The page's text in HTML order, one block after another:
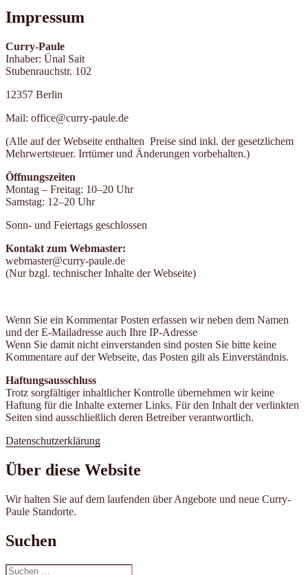
Impressum
Curry-Paule
Inhaber: Ünal Sait
Stubenrauchstr. 102
12357 Berlin
Mail: office@curry-paule.de
(Alle auf der Webseite enthalten Preise sind inkl. der gesetzlichem
Mehrwertsteuer. Irrtümer und Änderungen vorbehalten.)
Öffnungszeiten
Montag – Freitag: 10–20 Uhr
Samstag: 12–20 Uhr
Sonn- und Feiertags geschlossen
Kontakt zum Webmaster:
webmaster@curry-paule.de
(Nur bzgl. technischer Inhalte der Webseite)
Wenn Sie ein Kommentar Posten erfassen wir neben dem Namen
und der E-Mailadresse auch Ihre IP-Adresse
Wenn Sie damit nicht einverstanden sind posten Sie bitte keine
Kommentare auf der Webseite, das Posten gilt als Einverständnis.
Haftungsausschluss
Trotz sorgfältiger inhaltlicher Kontrolle übernehmen wir keine
Haftung für die Inhalte externer Links. Für den Inhalt der verlinkten
Seiten sind ausschließlich deren Betreiber verantwortlich.
Datenschutzerklärung
Über diese Website
Wir halten Sie auf dem laufenden über Angebote und neue Curry-
Paule Standorte.
Suchen
Suche